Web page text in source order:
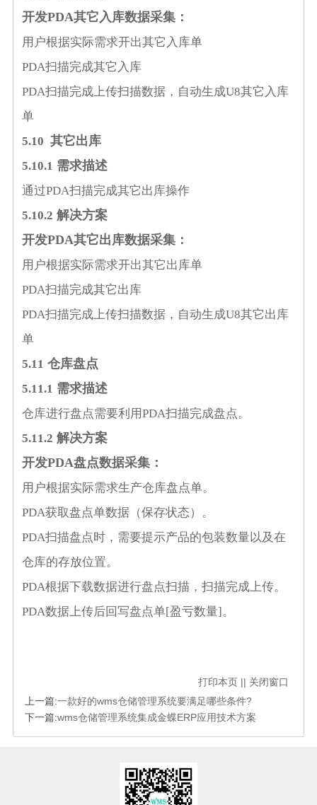
开发PDA其它入库数据采集：
用户根据实际需求开出其它入库单
PDA扫描完成其它入库
PDA扫描完成上传扫描数据，自动生成U8其它入库
单
5.10 其它出库
5.10.1 需求描述
通过PDA扫描完成其它出库操作
5.10.2 解决方案
开发PDA其它出库数据采集：
用户根据实际需求开出其它出库单
PDA扫描完成其它出库
PDA扫描完成上传扫描数据，自动生成U8其它出库
单
5.11 仓库盘点
5.11.1 需求描述
仓库进行盘点需要利用PDA扫描完成盘点。
5.11.2 解决方案
开发PDA盘点数据采集：
用户根据实际需求生产仓库盘点单。
PDA获取盘点单数据（保存状态）。
PDA扫描盘点时，需要提示产品的包装数量以及在
仓库的存放位置。
PDA根据下载数据进行盘点扫描，扫描完成上传。
PDA数据上传后回写盘点单[盈亏数量]。
打印本页|| 关闭窗口
上一篇:一款好的wms仓储管理系统要满足哪些条件?
下一篇:wms仓储管理系统集成金蝶ERP应用技术方案